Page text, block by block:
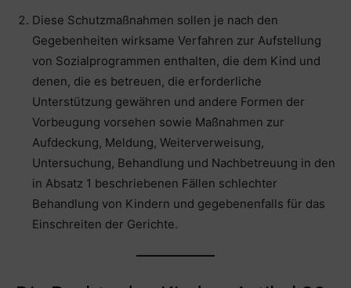
Diese Schutzmaßnahmen sollen je nach den
Gegebenheiten wirksame Verfahren zur Aufstellung
von Sozialprogrammen enthalten, die dem Kind und
denen, die es betreuen, die erforderliche
Unterstützung gewähren und andere Formen der
Vorbeugung vorsehen sowie Maßnahmen zur
Aufdeckung, Meldung, Weiterverweisung,
Untersuchung, Behandlung und Nachbetreuung in den
in Absatz 1 beschriebenen Fällen schlechter
Behandlung von Kindern und gegebenenfalls für das
Einschreiten der Gerichte.